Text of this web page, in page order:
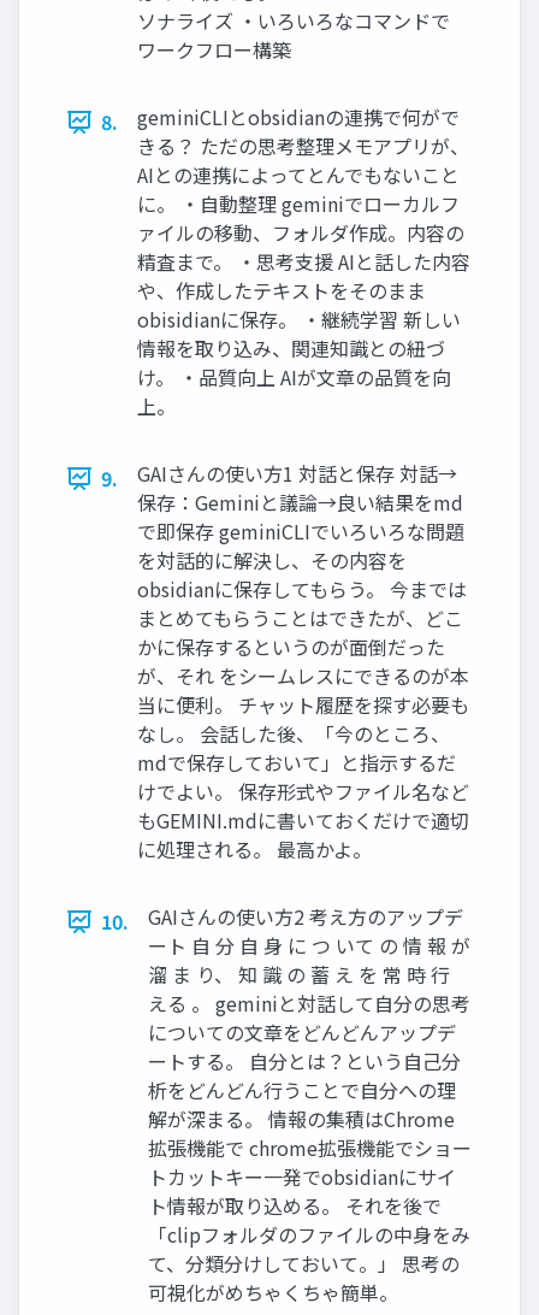
ソナライズ ・いろいろなコマンドで
ワークフロー構築
8.
geminiCLIとobsidianの連携で何がで
きる？ ただの思考整理メモアプリが、
AIとの連携によってとんでもないこと
に。 ・自動整理 geminiでローカルフ
ァイルの移動、フォルダ作成。内容の
精査まで。 ・思考支援 AIと話した内容
や、作成したテキストをそのまま
obisidianに保存。 ・継続学習 新しい
情報を取り込み、関連知識との紐づ
け。 ・品質向上 AIが文章の品質を向
上。
9.
GAIさんの使い方1 対話と保存 対話→
保存：Geminiと議論→良い結果をmd
で即保存 geminiCLIでいろいろな問題
を対話的に解決し、その内容を
obsidianに保存してもらう。 今までは
まとめてもらうことはできたが、どこ
かに保存するというのが面倒だった
が、それ をシームレスにできるのが本
当に便利。 チャット履歴を探す必要も
なし。 会話した後、「今のところ、
mdで保存しておいて」と指示するだ
けでよい。 保存形式やファイル名など
もGEMINI.mdに書いておくだけで適切
に処理される。 最高かよ。
10.
GAIさんの使い方2 考え方のアップデ
ート 自 分 自 身 に つ いて の 情 報 が
溜 ま り、 知 識 の 蓄 え を 常 時 行
える 。 geminiと対話して自分の思考
についての文章をどんどんアップデ
ートする。 自分とは？という自己分
析をどんどん行うことで自分への理
解が深まる。 情報の集積はChrome
拡張機能で chrome拡張機能でショー
トカットキー一発でobsidianにサイ
ト情報が取り込める。 それを後で
「clipフォルダのファイルの中身をみ
て、分類分けしておいて。」 思考の
可視化がめちゃくちゃ簡単。